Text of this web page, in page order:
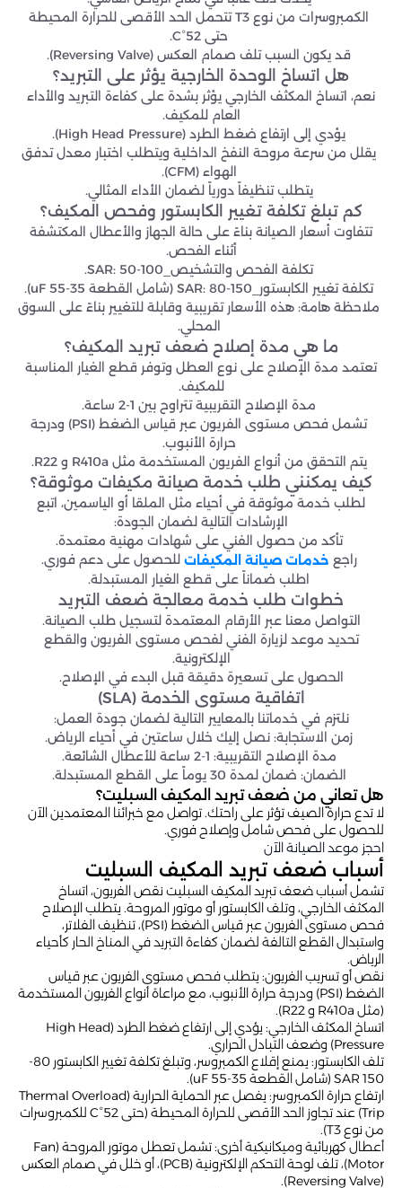
الكمبروسرات من نوع T3 تتحمل الحد الأقصى للحرارة المحيطة
حتى 52°C.
قد يكون السبب تلف صمام العكس (Reversing Valve).
هل اتساخ الوحدة الخارجية يؤثر على التبريد؟
نعم، اتساخ المكثف الخارجي يؤثر بشدة على كفاءة التبريد والأداء
العام للمكيف.
يؤدي إلى ارتفاع ضغط الطرد (High Head Pressure).
يقلل من سرعة مروحة النفخ الداخلية ويتطلب اختبار معدل تدفق
الهواء (CFM).
يتطلب تنظيفاً دورياً لضمان الأداء المثالي.
كم تبلغ تكلفة تغيير الكابستور وفحص المكيف؟
تتفاوت أسعار الصيانة بناءً على حالة الجهاز والأعطال المكتشفة
أثناء الفحص.
تكلفة الفحص والتشخيص_SAR: 50-100.
تكلفة تغيير الكابستور_SAR: 80-150 (شامل القطعة 35-55 uF).
ملاحظة هامة: هذه الأسعار تقريبية وقابلة للتغيير بناءً على السوق
المحلي.
ما هي مدة إصلاح ضعف تبريد المكيف؟
تعتمد مدة الإصلاح على نوع العطل وتوفر قطع الغيار المناسبة
للمكيف.
مدة الإصلاح التقريبية تتراوح بين 1-2 ساعة.
تشمل فحص مستوى الفريون عبر قياس الضغط (PSI) ودرجة
حرارة الأنبوب.
يتم التحقق من أنواع الفريون المستخدمة مثل R410a و R22.
كيف يمكنني طلب خدمة صيانة مكيفات موثوقة؟
لطلب خدمة موثوقة في أحياء مثل الملقا أو الياسمين، اتبع
الإرشادات التالية لضمان الجودة:
تأكد من حصول الفني على شهادات مهنية معتمدة.
راجعخدمات صيانة المكيفاتللحصول على دعم فوري.
اطلب ضماناً على قطع الغيار المستبدلة.
خطوات طلب خدمة معالجة ضعف التبريد
التواصل معنا عبر الأرقام المعتمدة لتسجيل طلب الصيانة.
تحديد موعد لزيارة الفني لفحص مستوى الفريون والقطع
الإلكترونية.
الحصول على تسعيرة دقيقة قبل البدء في الإصلاح.
اتفاقية مستوى الخدمة (SLA)
نلتزم في خدماتنا بالمعايير التالية لضمان جودة العمل:
زمن الاستجابة: نصل إليك خلال ساعتين في أحياء الرياض.
مدة الإصلاح التقريبية: 1-2 ساعة للأعطال الشائعة.
الضمان: ضمان لمدة 30 يوماً على القطع المستبدلة.
هل تعاني من ضعف تبريد المكيف السبليت؟
لا تدع حرارة الصيف تؤثر على راحتك. تواصل مع خبرائنا المعتمدين الآن
للحصول على فحص شامل وإصلاح فوري.
احجز موعد الصيانة الآن
أسباب ضعف تبريد المكيف السبليت
تشمل أسباب ضعف تبريد المكيف السبليت نقص الفريون، اتساخ
المكثف الخارجي، وتلف الكابستور أو موتور المروحة. يتطلب الإصلاح
فحص مستوى الفريون عبر قياس الضغط (PSI)، تنظيف الفلاتر،
واستبدال القطع التالفة لضمان كفاءة التبريد في المناخ الحار كأحياء
الرياض.
نقص أو تسريب الفريون: يتطلب فحص مستوى الفريون عبر قياس
الضغط (PSI) ودرجة حرارة الأنبوب، مع مراعاة أنواع الفريون المستخدمة
(مثل R410a و R22).
اتساخ المكثف الخارجي: يؤدي إلى ارتفاع ضغط الطرد (High Head
Pressure) وضعف التبادل الحراري.
تلف الكابستور: يمنع إقلاع الكمبروسر، وتبلغ تكلفة تغيير الكابستور 80-
150 SAR (شامل القطعة 35-55 uF).
ارتفاع حرارة الكمبروسر: يفصل عبر الحماية الحرارية (Thermal Overload
Trip) عند تجاوز الحد الأقصى للحرارة المحيطة (حتى 52°C للكمبروسرات
من نوع T3).
أعطال كهربائية وميكانيكية أخرى: تشمل تعطل موتور المروحة (Fan
Motor)، تلف لوحة التحكم الإلكترونية (PCB)، أو خلل في صمام العكس